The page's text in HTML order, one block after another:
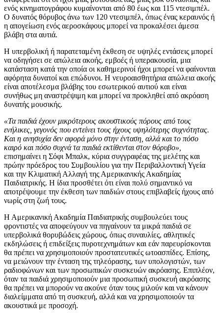
ενός κινηματογράφου κυμαίνονται από 80 έως και 115 ντεσιμπέλ.
Ο δυνατός θόρυβος άνω των 120 ντεσιμπέλ, όπως ένας κεραυνός ή
η απογείωση ενός αεροσκάφους μπορεί να προκαλέσει άμεσα
βλάβη στα αυτιά.
Η υπερβολική ή παρατεταμένη έκθεση σε υψηλές εντάσεις μπορεί
να οδηγήσει σε απώλεια ακοής, εμβοές ή υπερακουσία, μια
κατάσταση κατά την οποία οι καθημερινοί ήχοι μπορεί να φαίνονται
αφόρητα δυνατοί και επώδυνοι. Η νευροαισθητήρια απώλεια ακοής
είναι αποτέλεσμα βλάβης του εσωτερικού αυτιού και είναι
συνήθως μη αναστρέψιμη και μπορεί να προκληθεί από ακρόαση
δυνατής μουσικής.
«Τα παιδιά έχουν μικρότερους ακουστικούς πόρους από τους
ενήλικες, γεγονός που εντείνει τους ήχους υψηλότερης συχνότητας.
Και η ανησυχία δεν αφορά μόνο στην ένταση, αλλά και το πόσο
καιρό και πόσο συχνά τα παιδιά εκτίθενται στον θόρυβο»,
επισημαίνει η Σόφι Μπαλκ, κύρια συγγραφέας της μελέτης και
πρώην πρόεδρος του Συμβουλίου για την Περιβαλλοντική Υγεία
και την Κλιματική Αλλαγή της Αμερικανικής Ακαδημίας
Παιδιατρικής. Η ίδια προσθέτει ότι είναι πολύ σημαντικό να
αποτρέψουμε την έκθεση των παιδιών στους επιβλαβείς ήχους από
νωρίς στη ζωή τους.
Η Αμερικανική Ακαδημία Παιδιατρικής συμβουλεύει τους
φροντιστές να αποφεύγουν να πηγαίνουν τα μικρά παιδιά σε
υπερβολικά θορυβώδεις χώρους, όπως συναυλίες, αθλητικές
εκδηλώσεις ή επιδείξεις πυροτεχνημάτων και εάν παρευρίσκονται
θα πρέπει να χρησιμοποιούν προστατευτικές ωτοασπίδες. Επίσης,
να μειώνουν την ένταση της τηλεόρασης, των υπολογιστών, των
ραδιοφώνων και των προσωπικών συσκευών ακρόασης. Επιπλέον,
όταν τα παιδιά χρησιμοποιούν μια προσωπική συσκευή ακρόασης
θα πρέπει να μπορούν να ακούνε όταν τους μιλούν και να κάνουν
διαλείμματα από τη συσκευή, αλλά και να χρησιμοποιούν τα
ακουστικά με προσοχή.